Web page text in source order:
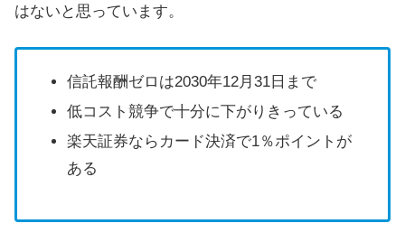
はないと思っています。
信託報酬ゼロは2030年12月31日まで
低コスト競争で十分に下がりきっている
楽天証券ならカード決済で1％ポイントが
ある